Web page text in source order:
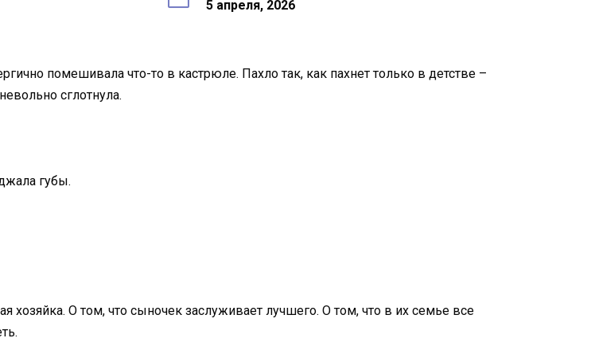
5 апреля, 2026
помешивала что-то в кастрюле. Пахло так, как пахнет только в детстве –
сглотнула.
губы.
хозяйка. О том, что сыночек заслуживает лучшего. О том, что в их семье все